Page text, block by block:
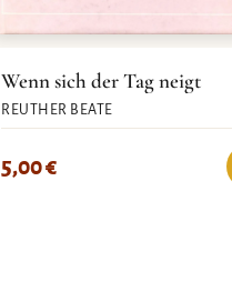
Wenn sich der Tag neigt
REUTHER BEATE
5,00€